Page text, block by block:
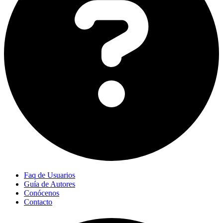
Faq de Usuarios
Guía de Autores
Conócenos
Contacto